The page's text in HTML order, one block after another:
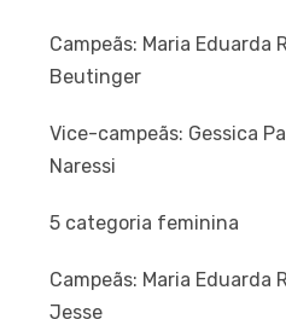
Campeãs: Maria Eduarda
Beutinger
Vice-campeãs: Gessica
Naressi
5 categoria feminina
Campeãs: Maria Eduarda
Jesse